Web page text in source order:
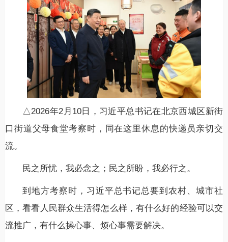
△2026年2月10日，习近平总书记在北京西城区新街
口街道父母食堂考察时，同在这里休息的快递员亲切交
流。
民之所忧，我必念之；民之所盼，我必行之。
到地方考察时，习近平总书记总要到农村、城市社
区，看看人民群众生活得怎么样，有什么好的经验可以交
流推广，有什么操心事、烦心事需要解决。